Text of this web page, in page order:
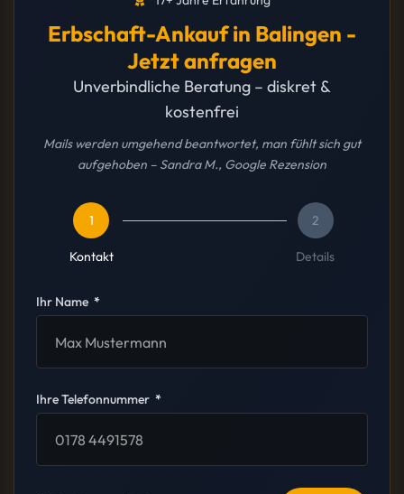
Erbschaft-Ankauf in Balingen -
Jetzt anfragen
Unverbindliche Beratung – diskret &
kostenfrei
Mails werden umgehend beantwortet, man fühlt sich gut
aufgehoben – Sandra M., Google Rezension
1
Kontakt
2
Details
Ihr Name
Ihre Telefonnummer